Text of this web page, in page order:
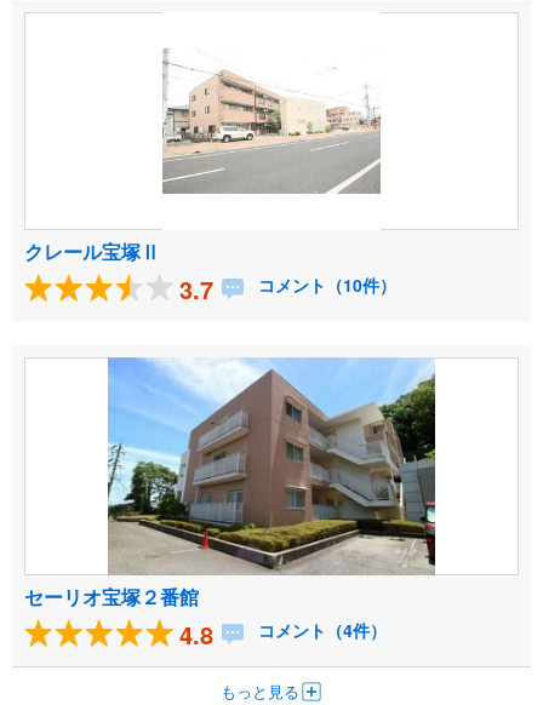
クレール宝塚Ⅱ
3.7 コメント（10件）
セーリオ宝塚２番館
4.8 コメント（4件）
もっと見る